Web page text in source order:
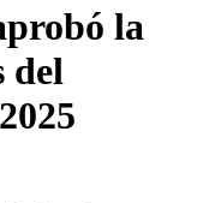
la
del